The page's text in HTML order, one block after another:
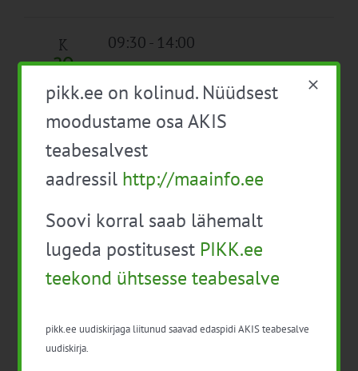
K
20
09:30- 14:00
biojäätmete väärindamine Tasuta
N
21
09:30-
“Kommunikatsioon kui juhtimisvahend”
täiendkoolitus
10:00 -13:00
EPKK infopäev “Seemneseminar”
10:00-16:30
pikk.ee on kolinud. Nüüdsest
moodustame osa AKIS
teabesalvest
aadressil http://maainfo.ee
Soovi korral saab lähemalt
lugeda postitusest PIKK.ee
teekond ühtsesse teabesalve
pikk.ee uudiskirjaga liitunud saavad edaspidi AKIS teabesalve
uudiskirja.